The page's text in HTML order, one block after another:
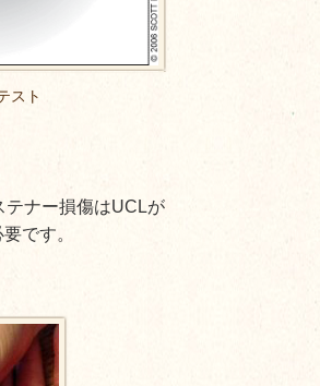
スト
テナー損傷はUCLが
です。